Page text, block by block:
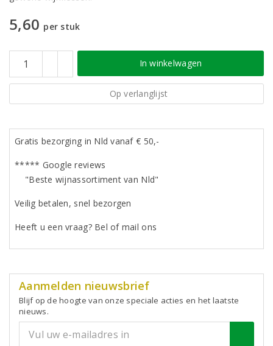
5,60 per stuk
In winkelwagen
Op verlanglijst
Gratis bezorging in Nld vanaf € 50,-
***** Google reviews
"Beste wijnassortiment van Nld"
Veilig betalen, snel bezorgen
Heeft u een vraag? Bel of mail ons
Aanmelden nieuwsbrief
Blijf op de hoogte van onze speciale acties en het laatste
nieuws.